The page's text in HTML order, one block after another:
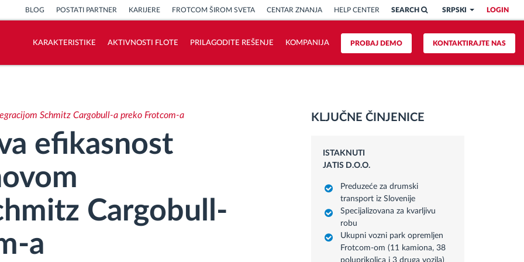
LOGIN
SRPSKI
SEARCH
BLOG POSTATI PARTNER KARIJERE FROTCOM ŠIROM SVETA CENTAR ZNANJA HELP CENTER
KONTAKTIRAJTE NAS
PROBAJ DEMO
KARAKTERISTIKE AKTIVNOSTI FLOTE PRILAGODITE REŠENJE KOMPANIJA
Kalkulator uštede
Schmitz Cargobull-a preko Frotcom-a
efikasnost
Cargobull-
a
KLJUČNE ČINJENICE
ISTAKNUTI
JATIS D.O.O.
Preduzeće za drumski
transport iz Slovenije
Specijalizovana za kvarljivu
robu
Ukupni vozni park opremljen
Frotcom-om (11 kamiona, 38
poluprikolica i 3 druga vozila)